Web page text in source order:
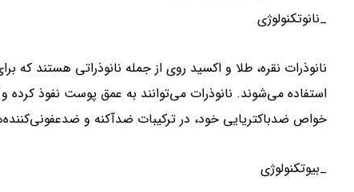
_نانوتکنولوژی
نانوذرات نقره، طلا و اکسید روی از جمله نانوذراتی هستند
استفاده می‌شوند. نانوذرات می‌توانند به عمق پوست نفوذ کرده
خواص ضدباکتریایی خود، در ترکیبات ضدآکنه و
_بیوتکنولوژی